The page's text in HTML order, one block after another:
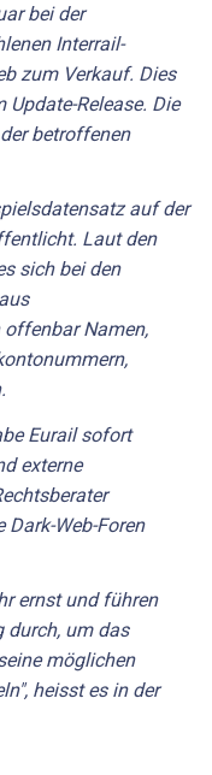
bei der
Interrail-
zum Verkauf. Dies
Release. Die
betroffenen
auf der
Laut den
sich bei den
Namen,
Eurail sofort
externe
Dark-Web-Foren
ernst und führen
durch, um das
möglichen
heisst es in der